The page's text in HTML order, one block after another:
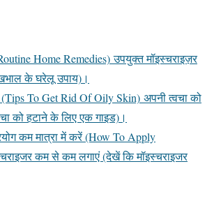
Home Remedies) उपयुक्त मॉइस्चराइज़र
के घरेलू उपाय)।
To Get Rid Of Oily Skin) अपनी त्वचा को
को हटाने के लिए एक गाइड)।
कम मात्रा में करें (How To Apply
कम से कम लगाएं (देखें कि मॉइस्चराइजर